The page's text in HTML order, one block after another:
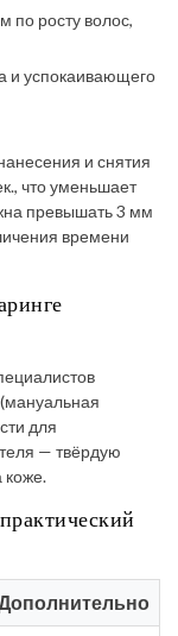
по росту волос,
и успокаивающего
и снятия
что уменьшает
превышать 3 мм
времени
для
— твёрдую
коже.